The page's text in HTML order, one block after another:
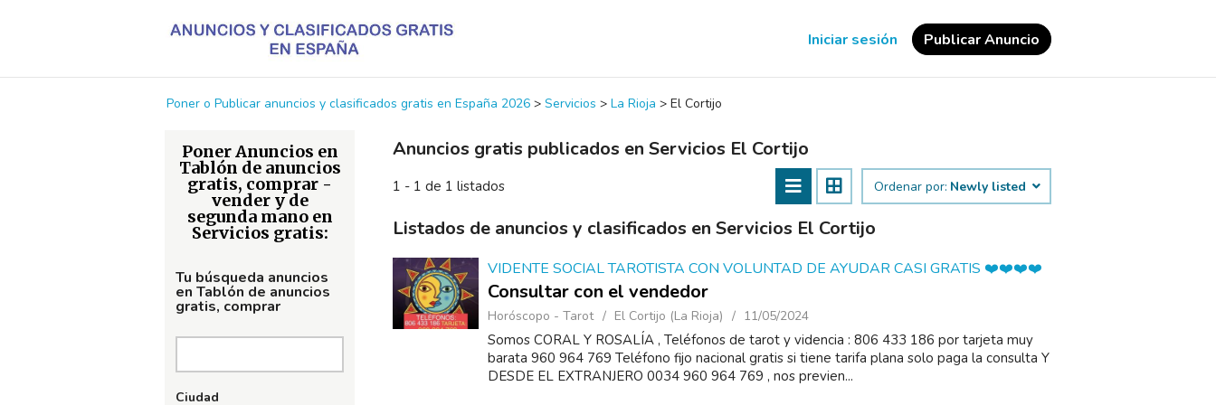
Iniciar sesión Publicar Anuncio
Poner o Publicar anuncios y clasificados gratis en España 2026 > Servicios > La Rioja > El Cortijo
Poner Anuncios en
Tablón de anuncios
gratis, comprar -
vender y de
segunda mano en
Servicios gratis:
Tu búsqueda anuncios
en Tablón de anuncios
gratis, comprar
Ciudad
Anuncios gratis publicados en Servicios El Cortijo
1 - 1 de 1 listados Ordenar por: Newly listed
Listados de anuncios y clasificados en Servicios El Cortijo
VIDENTE SOCIAL TAROTISTA CON VOLUNTAD DE AYUDAR CASI GRATIS ❤️❤️❤️❤️
Consultar con el vendedor
Horóscopo - Tarot El Cortijo (La Rioja) 11/05/2024
Somos CORAL Y ROSALÍA , Teléfonos de tarot y videncia : 806 433 186 por tarjeta muy
barata 960 964 769 Teléfono fijo nacional gratis si tiene tarifa plana solo paga la consulta Y
DESDE EL EXTRANJERO 0034 960 964 769 , nos previen...